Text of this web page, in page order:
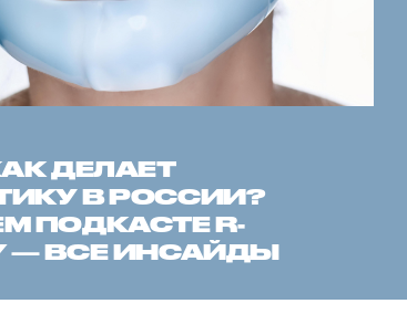
ДЕЛАЕТ
В РОССИИ?
ПОДКАСТЕ R-
— ВСЕ ИНСАЙДЫ